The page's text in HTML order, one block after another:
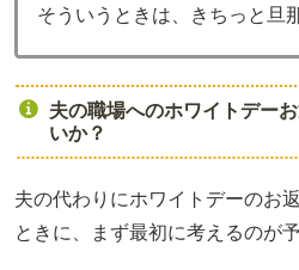
そういうときは、きちっと旦
夫の職場へのホワイトデー
いか？
夫の代わりにホワイトデーのお
ときに、まず最初に考えるのが